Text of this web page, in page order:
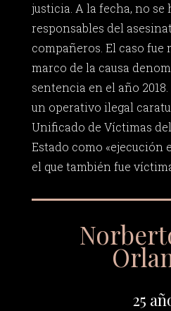
justicia. A la fecha, no se
responsables del
compañeros. El caso
marco de la causa
sentencia en el año
un operativo ilegal
Unificado de Víctimas
Estado como «ejecución
el que también fue
25